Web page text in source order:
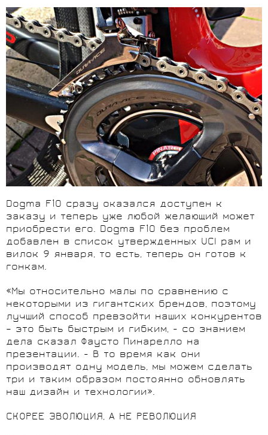
Dogma F10 сразу оказался доступен к
заказу и теперь уже любой желающий может
приобрести его. Dogma F10 без проблем
добавлен в список утвержденных UCI рам и
вилок 9 января, то есть, теперь он готов к
гонкам.
«Мы относительно малы по сравнению с
некоторыми из гигантских брендов, поэтому
лучший способ превзойти наших конкурентов
– это быть быстрым и гибким, - со знанием
дела сказал Фаусто Пинарелло на
презентации. - В то время как они
производят одну модель, мы можем сделать
три и таким образом постоянно обновлять
наш дизайн и технологии».
СКОРЕЕ ЭВОЛЮЦИЯ, А НЕ РЕВОЛЮЦИЯ